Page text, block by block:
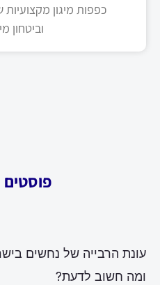
כפפות מיגון
וביטחון
פוסטים
עונת הרבייה של נחשים
ומה חשוב לדעת?